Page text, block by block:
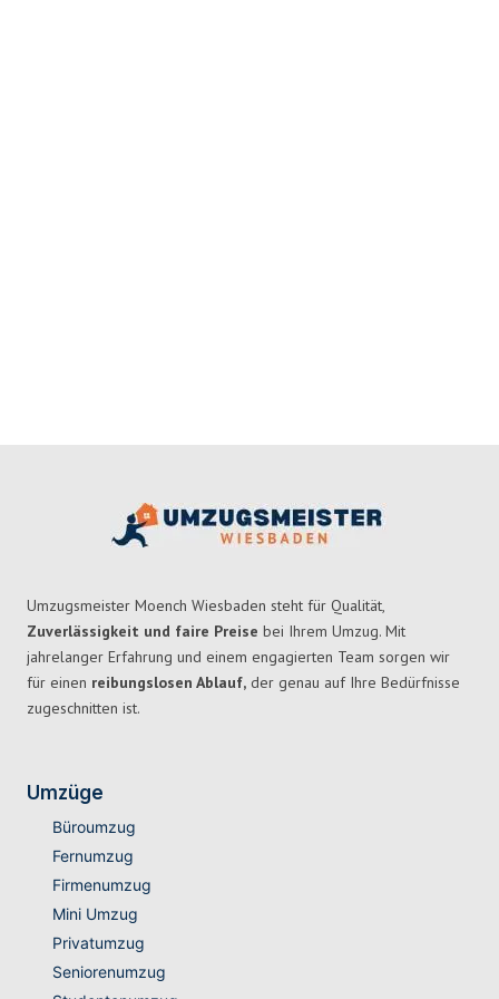
Umzugsmeister Moench Wiesbaden steht für Qualität,
Zuverlässigkeit und faire Preise bei Ihrem Umzug. Mit
jahrelanger Erfahrung und einem engagierten Team sorgen wir
für einen reibungslosen Ablauf, der genau auf Ihre Bedürfnisse
zugeschnitten ist.
Umzüge
Büroumzug
Fernumzug
Firmenumzug
Mini Umzug
Privatumzug
Seniorenumzug